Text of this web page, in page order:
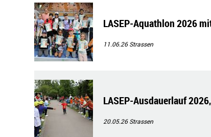
LASEP-Aquathlon 2026
11.06.26Strassen
LASEP-Ausdauerlauf
20.05.26Strassen